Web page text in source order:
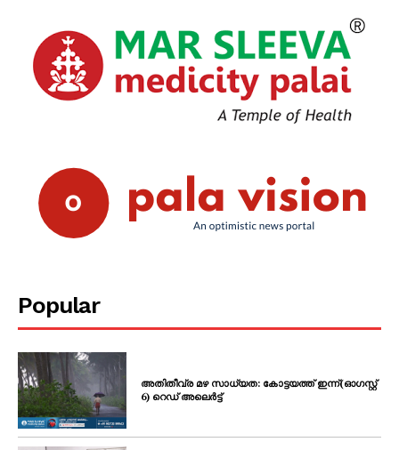
Popular
അതിതീവ്ര മഴ സാധ്യത: കോട്ടയത്ത് ഇന്ന്(ഓഗസ്റ്റ്
6) റെഡ് അലെർട്ട്